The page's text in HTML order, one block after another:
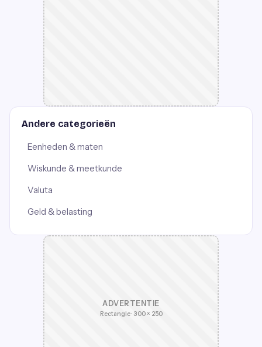
Andere categorieën
Eenheden & maten
Wiskunde & meetkunde
Valuta
Geld & belasting
ADVERTENTIE
Rectangle · 300 × 250